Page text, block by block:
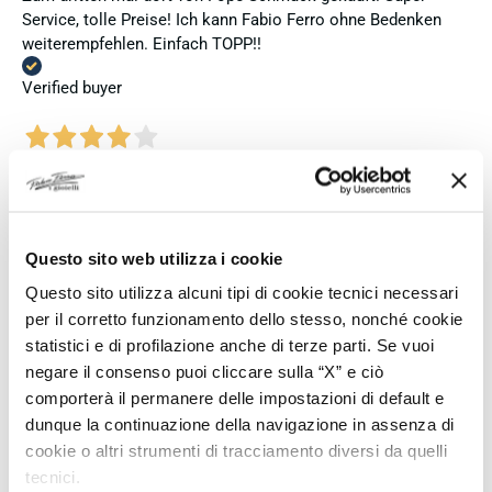
Questo sito web utilizza i cookie
Questo sito utilizza alcuni tipi di cookie tecnici necessari
per il corretto funzionamento dello stesso, nonché cookie
statistici e di profilazione anche di terze parti. Se vuoi
negare il consenso puoi cliccare sulla “X” e ciò
comporterà il permanere delle impostazioni di default e
dunque la continuazione della navigazione in assenza di
cookie o altri strumenti di tracciamento diversi da quelli
tecnici.
Service, tolle Preise! Ich kann Fabio Ferro ohne Bedenken
weiterempfehlen. Einfach TOPP!!
Verified buyer
Ich bin insgesamt mit meinem Kauf zufrieden. Die Uhr ist
vollständig ausgefüllten und abgestempelten internationalen
Seiko-Garantieschein. Der Versand war außerdem schnell.
Dennoch vergebe ich 4 statt 5 Sterne, da die Lieferung nicht
meinen Erwartungen an einen autorisierten Seiko-Händler
entsprach. Die Uhr kam ohne die üblichen Schutzfolien am
Armband, die Originalverpackung entsprach nicht der
Verpackung, die ich von diesem Modell aus offiziellen
Präsentationen und Videos kenne (andere Box und anderes
Uhrenkissen), und auch die Seiko-Hangtags mit
Modellinformationen fehlten. Die Uhr selbst ist in neuem